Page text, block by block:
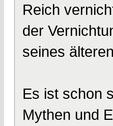
Reich
der
seines
Es ist schon
Mythen und